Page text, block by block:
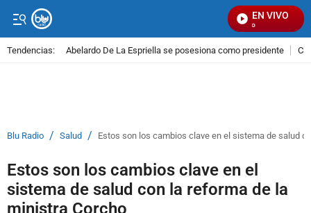
EN VIVO
Tendencias: Abelardo De La Espriella se posesiona como presidente
Blu Radio / Salud / Estos son los cambios clave en el sistema de salud
Estos son los cambios clave en el
sistema de salud con la reforma de la
ministra Corcho